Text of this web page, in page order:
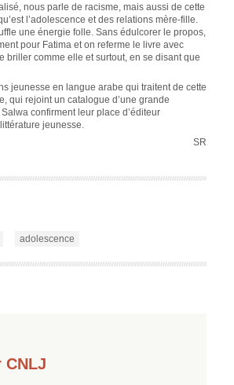
nous parle de racisme, mais aussi de cette
l’adolescence et des relations mère-fille.
une énergie folle. Sans édulcorer le propos,
pour Fatima et on referme le livre avec
briller comme elle et surtout, en se disant que
jeunesse en langue arabe qui traitent de cette
qui rejoint un catalogue d’une grande
confirment leur place d’éditeur
jeunesse.
SR
adolescence
CNLJ